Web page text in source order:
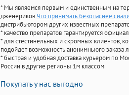
* Мы являемся первым и единственным на
дженериков Что принимать безопаснее
дистрибьютором других известных
* качество препаратов гарантируется
* для стестинельных и скромных клиентов,
подойдет возможность анонимныого заказа
* быстрая и удобная доставка курьером по
России в другие регионы 1м классом
Покупать у нас выгодно